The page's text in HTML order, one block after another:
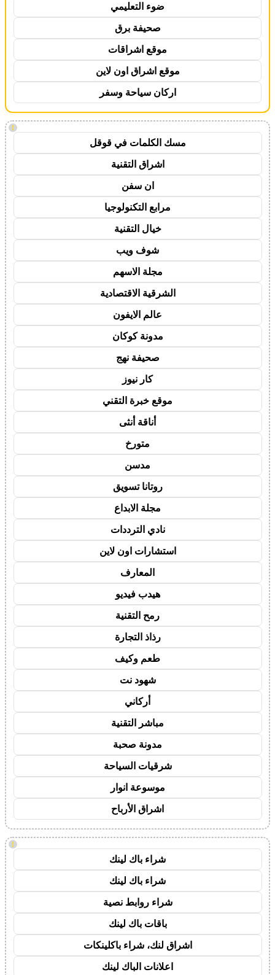
ضوء التعليمي
صحيفة برق
موقع اشراقات
موقع اشراق اون لاين
اركان سياحة وسفر
!
مسك الكلمات في قوقل
اشراق التقنية
ان سفن
مرابع التكنولوجيا
خيال التقنية
شوف ويب
مجلة الاسهم
الشرقية الاقتصادية
عالم الايفون
مدونة كوكان
صحيفة نهج
كار نيوز
موقع خبرة التقني
أناقة أنثى
متورخ
مدسن
روتانا تسويق
مجلة الابداع
نادي الترددات
استشارات اون لاين
المعارف
هيدب فيديو
رمح التقنية
رذاذ التجارة
طعم وكيف
شهود نت
أركاني
مباشر التقنية
مدونة صحبة
شرقيات السياحة
موسوعة انوار
اشراق الأرباح
!
شراء باك لينك
شراء باك لينك
شراء روابط نصية
باقات باك لينك
اشراق لنك، شراء باكلينكات
اعلانات الباك لينك